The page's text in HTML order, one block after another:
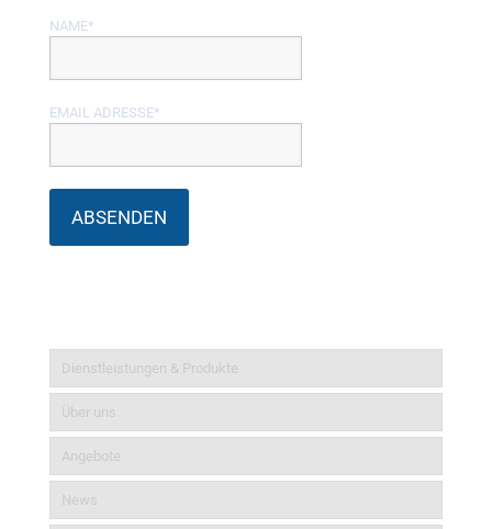
NAME*
EMAIL ADRESSE*
Dienstleistungen & Produkte
Über uns
Angebote
News